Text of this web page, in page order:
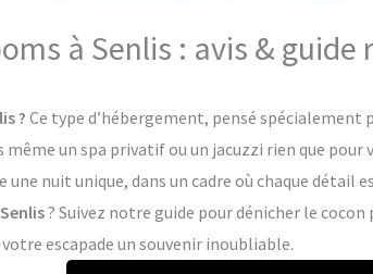
à Senlis : avis &
? Ce type d’hébergement, pensé spécialement
un spa privatif ou un jacuzzi rien que
une nuit unique, dans un cadre où chaque
? Suivez notre guide pour dénicher le
escapade un souvenir inoubliable.